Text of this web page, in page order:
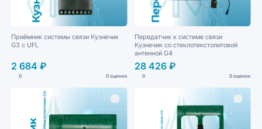
Приёмник системы связи Кузнечик
G3 с UFL
2 684 ₽
0 0 оценок
Передатчик к системе связи
Кузнечик со стеклотекстолитовой
антенной G4
28 426 ₽
0 0 оценок